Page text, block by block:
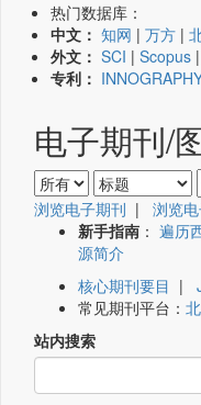
热门数据库：
中文： 知网 | 万方 |
外文： SCI | Scopus |
专利：
电子期刊/
浏览电子期刊 | 浏览
新手指南 ： 遍历
源简介
核心期刊要目 |
常见期刊平台：
站内搜索